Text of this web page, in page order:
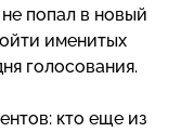
попал в новый
именитых
голосования.
кто еще из